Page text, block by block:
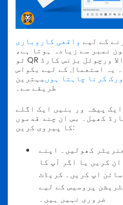
کے لیے واقعی کاروباری
نمبر سے زیادہ ہوتا ہے،
تو QR کوڈ سے چلنے والا ورچوئل بزنس کارڈ
یہ استعمال کے لیے بکواس
کرنا چاہتا ہوںبہترین
طریقے سے۔
پیشہ ور بنیں ایک اگلے
کھیل۔ بس ان چند قدموں
کا پیروی کریں:
کھولیں۔ اپنے
ان کریں یا اگر آپ کا
اپ کریں۔ کریڈٹ
پروسیس کے لیے
ضروری نہیں ہیں۔